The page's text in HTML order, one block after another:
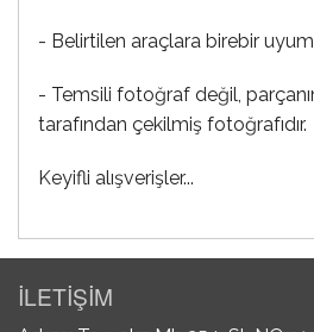
- Belirtilen araçlara birebir
- Temsili fotoğraf değil,
tarafından çekilmiş fotoğrafıdır.
Keyifli alışverişler...
İLETİŞİM